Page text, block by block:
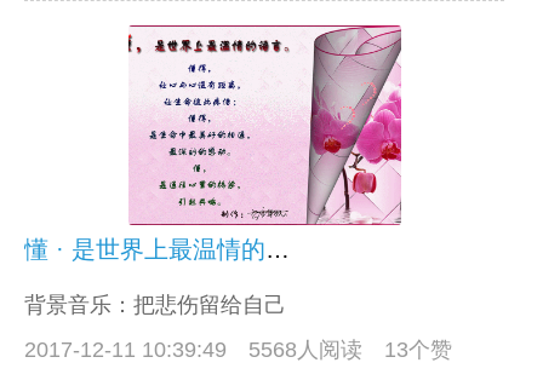
懂 · 是世界上最温情的语言
背景音乐：把悲伤留给自己
2017-12-11 10:39:49
5568人阅读 13个赞